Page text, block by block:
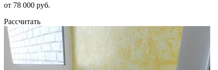
от 78 000 руб.
Рассчитать